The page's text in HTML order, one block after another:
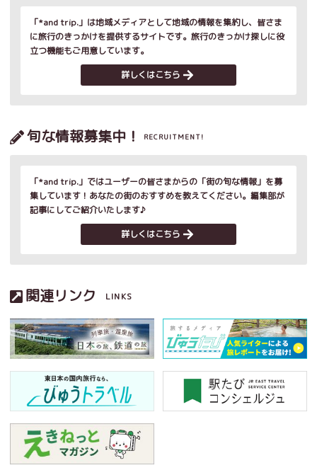
「*and trip.」は地域メディアとして地域の情報を集約し、皆さま
に旅行のきっかけを提供するサイトです。旅行のきっかけ探しに役
立つ機能もご用意しています。
詳しくはこちら
旬な情報募集中！ RECRUITMENT!
「*and trip.」ではユーザーの皆さまからの「街の旬な情報」を募
集しています！あなたの街のおすすめを教えてください。編集部が
記事にしてご紹介いたします♪
詳しくはこちら
関連リンク LINKS